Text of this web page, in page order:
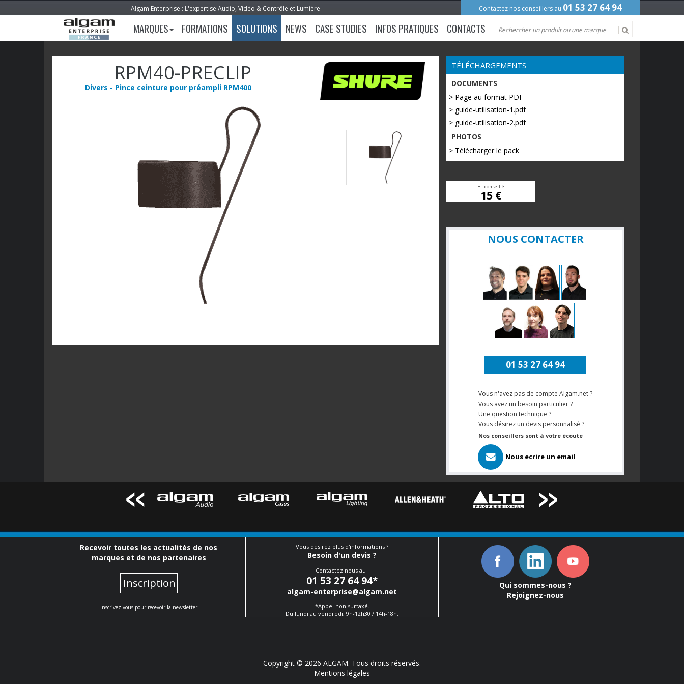
Algam Enterprise : L'expertise Audio, Vidéo & Contrôle et Lumière Contactez nos conseillers au 01 53 27 64 94
MARQUES FORMATIONS SOLUTIONS NEWS CASE STUDIES INFOS PRATIQUES CONTACTS
RPM40-PRECLIP
Divers - Pince ceinture pour préampli RPM400
TÉLÉCHARGEMENTS
DOCUMENTS
> Page au format PDF
> guide-utilisation-1.pdf
> guide-utilisation-2.pdf
PHOTOS
> Télécharger le pack
HT conseillé
15 €
NOUS CONTACTER
01 53 27 64 94
Vous n'avez pas de compte Algam.net ?
Vous avez un besoin particulier ?
Une question technique ?
Vous désirez un devis personnalisé ?
Nos conseillers sont à votre écoute
Nous ecrire un email
Recevoir toutes les actualités de nos
marques et de nos partenaires
Inscription
Inscrivez-vous pour recevoir la newsletter
Vous désirez plus d'informations ?
Besoin d'un devis ?
Contactez nous au :
01 53 27 64 94*
algam-enterprise@algam.net
*Appel non surtaxé.
Du lundi au vendredi, 9h-12h30 / 14h-18h.
Qui sommes-nous ?
Rejoignez-nous
Copyright © 2026 ALGAM. Tous droits réservés.
Mentions légales